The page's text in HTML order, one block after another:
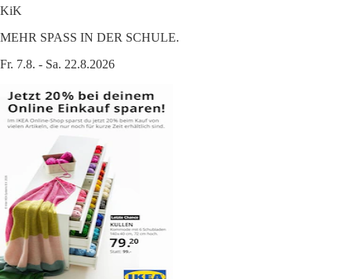
KiK
MEHR SPASS IN DER SCHULE.
Fr. 7.8. - Sa. 22.8.2026